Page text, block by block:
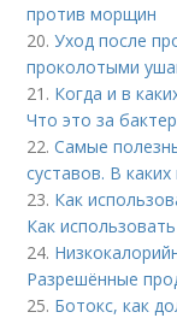
против морщин
20.Уход после
проколотыми
21. Когда и в
Что это за
22.Самые
суставов. В
23. Как
Как
24.
Разрешённые
25. Ботокс, как